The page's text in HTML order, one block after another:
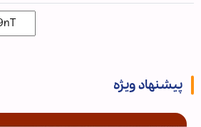
پیشنهاد ویژه